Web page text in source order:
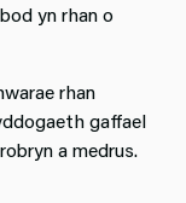
yn rhan o
rhan
gaffael
a medrus.